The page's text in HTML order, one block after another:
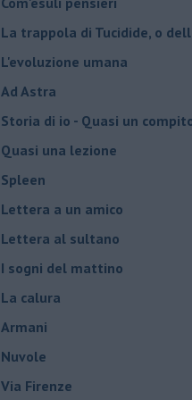
La trappola di Tucidide, o
L'evoluzione umana
Ad Astra
Storia di io - Quasi un
Quasi una lezione
Spleen
Lettera a un amico
Lettera al sultano
I sogni del mattino
La calura
Armani
Nuvole
Via Firenze